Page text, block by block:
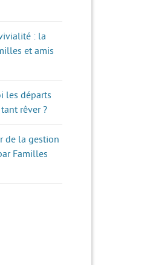
: la
et amis
les départs
rêver ?
de la gestion
Familles